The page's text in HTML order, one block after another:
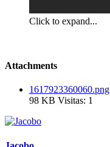
Click to expand...
Attachments
1617923360060.png
98 KB Visitas: 1